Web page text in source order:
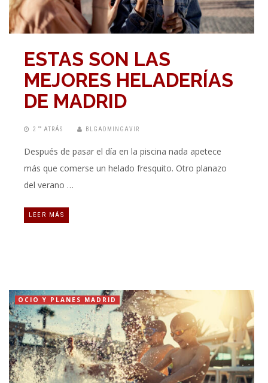
ESTAS SON LAS
MEJORES HELADERÍAS
DE MADRID
2 “” ATRÁS BLGADMINGAVIR
Después de pasar el día en la piscina nada apetece
más que comerse un helado fresquito. Otro planazo
del verano …
LEER MÁS
OCIO Y PLANES MADRID